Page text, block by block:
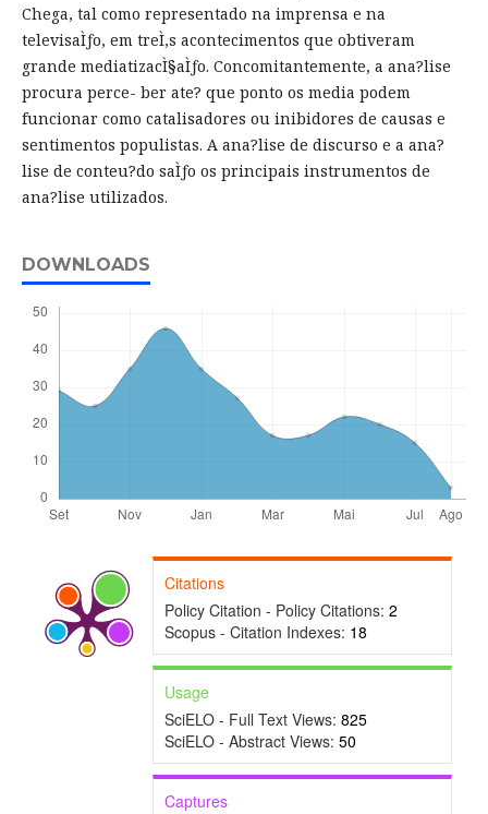
Chega, tal como representado na imprensa e na
televisaÌƒo, em treÌ‚s acontecimentos que obtiveram
grande mediatizacÌ§aÌƒo. Concomitantemente, a ana?lise
procura perce- ber ate? que ponto os media podem
funcionar como catalisadores ou inibidores de causas e
sentimentos populistas. A ana?lise de discurso e a ana?
lise de conteu?do saÌƒo os principais instrumentos de
ana?lise utilizados.
DOWNLOADS
Citations
Policy Citation - Policy Citations: 2
Scopus - Citation Indexes: 18
Usage
SciELO - Full Text Views: 825
SciELO - Abstract Views: 50
Captures